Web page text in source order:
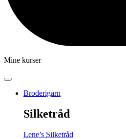
Mine kurser
Broderigarn
Silketråd
Lene’s Silketråd